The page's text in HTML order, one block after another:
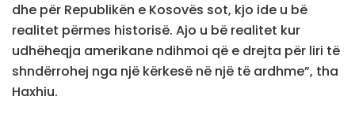
dhe për Republikën e Kosovës sot, kjo ide u bë
realitet përmes historisë. Ajo u bë realitet kur
udhëheqja amerikane ndihmoi që e drejta për liri të
shndërrohej nga një kërkesë në një të ardhme”, tha
Haxhiu.